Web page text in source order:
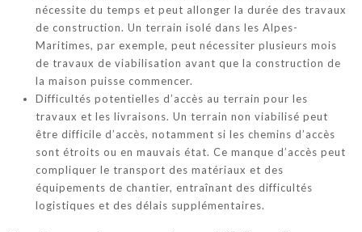
nécessite du temps et peut allonger la durée des travaux
de construction. Un terrain isolé dans les Alpes-
Maritimes, par exemple, peut nécessiter plusieurs mois
de travaux de viabilisation avant que la construction de
la maison puisse commencer.
Difficultés potentielles d’accès au terrain pour les
travaux et les livraisons. Un terrain non viabilisé peut
être difficile d’accès, notamment si les chemins d’accès
sont étroits ou en mauvais état. Ce manque d’accès peut
compliquer le transport des matériaux et des
équipements de chantier, entraînant des difficultés
logistiques et des délais supplémentaires.